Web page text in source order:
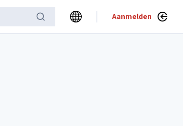
Aanmelden